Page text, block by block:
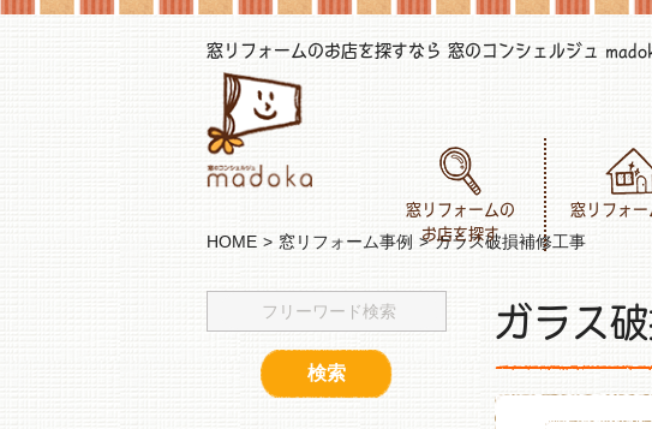
窓リフォームのお店を探すなら 窓のコンシェルジュ
窓リフォームの
お店を探す
窓リフォ
HOME 窓リフォーム事例 ガラス破損補修工事
ガラス